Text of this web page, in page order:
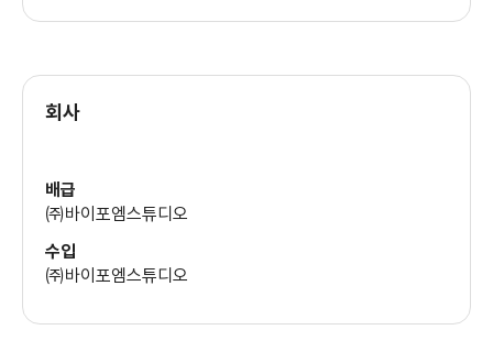
회사
배급
㈜바이포엠스튜디오
수입
㈜바이포엠스튜디오